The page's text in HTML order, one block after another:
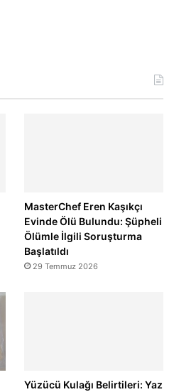
MasterChef Eren Kaşıkçı
Evinde Ölü Bulundu: Şüpheli
Ölümle İlgili Soruşturma
Başlatıldı
29 Temmuz 2026
Yüzücü Kulağı Belirtileri: Yaz